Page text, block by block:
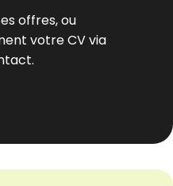
offres, ou
votre CV via